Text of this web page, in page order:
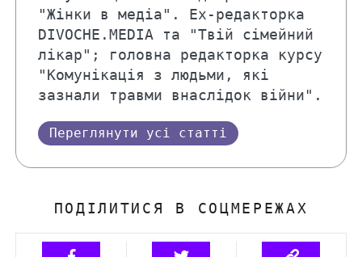
"Жінки в медіа". Ex-редакторка
DIVOCHE.MEDIA та "Твій сімейний
лікар"; головна редакторка курсу
"Комунікація з людьми, які
зазнали травми внаслідок війни".
Переглянути усі статті
ПОДІЛИТИСЯ В СОЦМЕРЕЖАХ